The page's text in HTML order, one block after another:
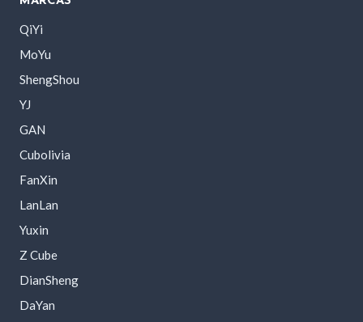
QiYi
MoYu
ShengShou
YJ
GAN
Cubolivia
FanXin
LanLan
Yuxin
Z Cube
DianSheng
DaYan